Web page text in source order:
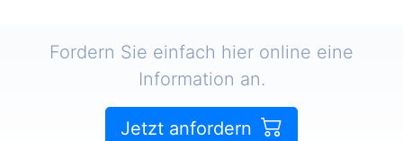
Fordern Sie einfach hier online eine
Information an.
Jetzt anfordern